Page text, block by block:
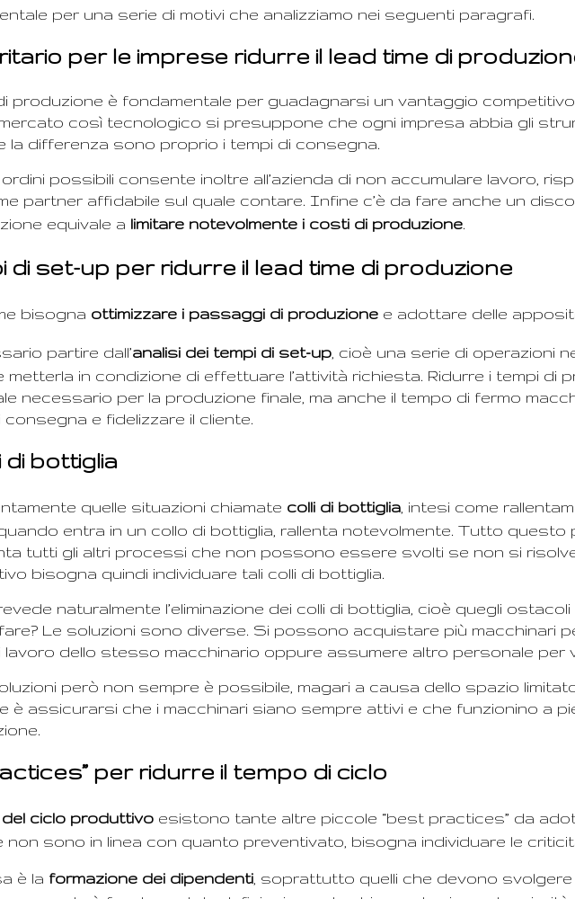
per una serie di motivi che analizziamo nei seguenti paragrafi.
per le imprese ridurre il lead time di
produzione è fondamentale per guadagnarsi un vantaggio
così tecnologico si presuppone che ogni impresa abbia gli
la differenza sono proprio i tempi di consegna.
possibili consente inoltre all’azienda di non accumulare lavoro,
partner affidabile sul quale contare. Infine c’è da fare anche un
equivale a limitare notevolmente i costi di produzione
di set-up per ridurre il lead time di produzione
bisogna ottimizzare i passaggi di produzione e adottare delle
partire dall’analisi dei tempi di set-up , cioè una serie di operazioni
metterla in condizione di effettuare l’attività richiesta. Ridurre i tempi di
necessario per la produzione finale, ma anche il tempo di fermo
e fidelizzare il cliente.
di bottiglia
quelle situazioni chiamate colli di bottiglia , intesi come
entra in un collo di bottiglia, rallenta notevolmente. Tutto
tutti gli altri processi che non possono essere svolti se non si risolve
bisogna quindi individuare tali colli di bottiglia.
naturalmente l’eliminazione dei colli di bottiglia, cioè quegli ostacoli
Le soluzioni sono diverse. Si possono acquistare più macchinari
lavoro dello stesso macchinario oppure assumere altro personale per
però non sempre è possibile, magari a causa dello spazio
è assicurarsi che i macchinari siano sempre attivi e che funzionino a
per ridurre il tempo di ciclo
ciclo produttivo esistono tante altre piccole “best practices” da
sono in linea con quanto preventivato, bisogna individuare le
è la formazione dei dipendenti , soprattutto quelli che devono